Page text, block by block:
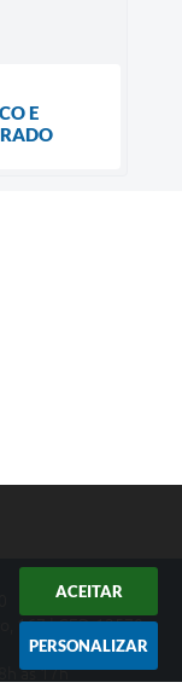
ACEITAR
PERSONALIZAR
E
167 | CEP: 12570-
às 17h